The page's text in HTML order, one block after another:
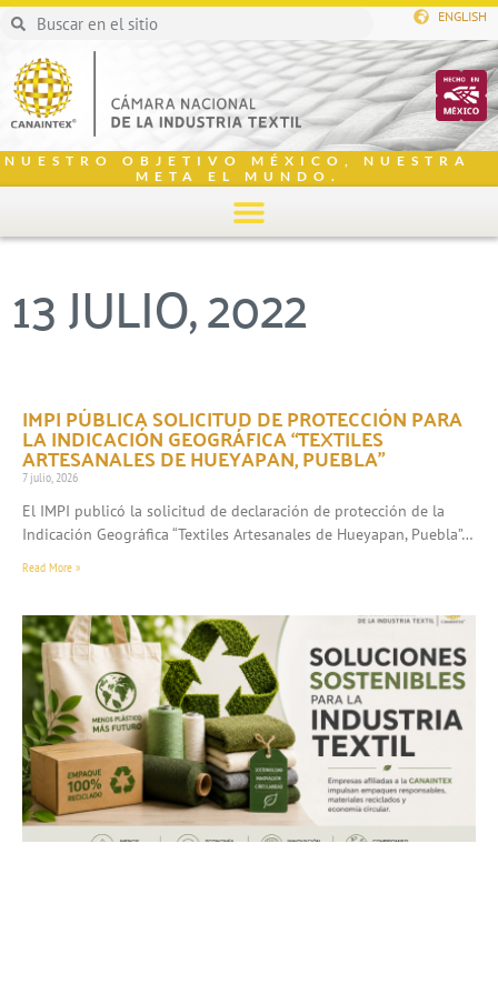
ENGLISH
NUESTRO OBJETIVO MÉXICO, NUESTRA
META EL MUNDO.
13 JULIO, 2022
IMPI PÚBLICA SOLICITUD DE PROTECCIÓN PARA
LA INDICACIÓN GEOGRÁFICA “TEXTILES
ARTESANALES DE HUEYAPAN, PUEBLA”
7 julio, 2026
El IMPI publicó la solicitud de declaración de protección de la
Indicación Geográfica “Textiles Artesanales de Hueyapan, Puebla”…
Read More »